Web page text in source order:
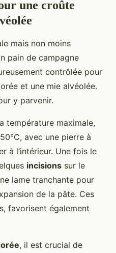
une croûte
mais non moins
pain de campagne
contrôlée pour
et une mie alvéolée.
y parvenir.
température maximale,
avec une pierre à
à l’intérieur. Une fois le
incisions sur le
lame tranchante pour
de la pâte. Ces
favorisent également
, il est crucial de